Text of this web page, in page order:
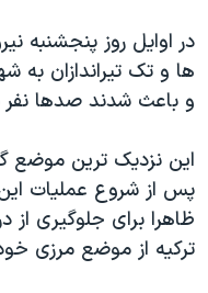
همایش محافظه‌کاران
صفحه‌های ویژه
در اوايل روز پنجشنبه
ها و تک تيراندازان به
و باعث شدند صدها نفر
اين نزديک ترين موضع
پس از شروع عمليات
ظاهرا برای جلوگیری از
ترکيه از موضع مرزی